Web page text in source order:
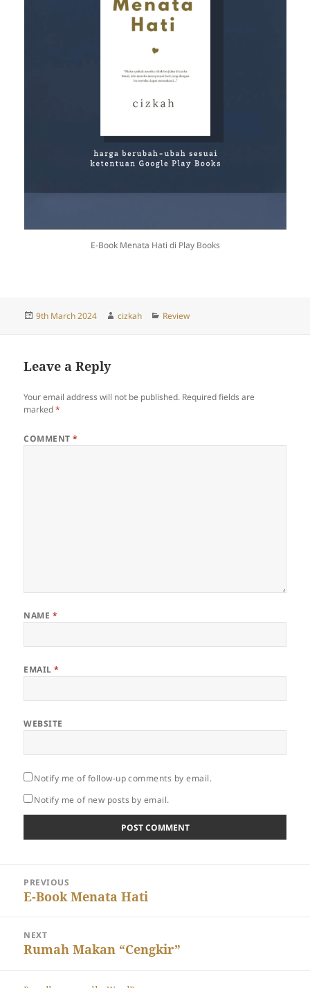
E-Book Menata Hati di Play Books
Posted
9th March 2024 Author
cizkah Categories
Review
Leave a Reply
Your email address will not be published. Required fields are
marked*
COMMENT*
NAME *
EMAIL*
WEBSITE
Notify me of follow-up comments by email.
Notify me of new posts by email.
navigation
PREVIOUS
Previous
E-Book Menata Hati
NEXT
Next
Rumah Makan “Cengkir”